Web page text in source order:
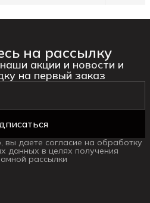
на рассылку
акции и новости и
на первый заказ
вы даете согласие на обработку
данных в целях получения
рассылки